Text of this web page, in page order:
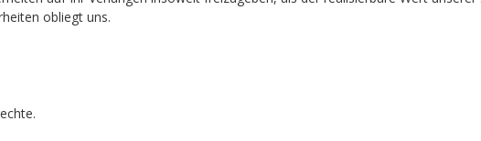
obliegt uns.